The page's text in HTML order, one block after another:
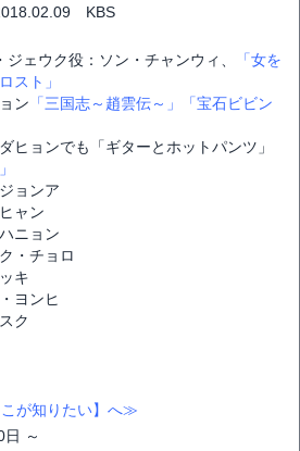
KBS
ェウク役：ソン・チャンウィ、
「女を
スト」
ン 「三国志～趙雲伝～」
「宝石ビビン
ヒョンでも「ギターとホットパンツ」
ョンア
ャン
ニョン
・チョロ
キ
ヨンヒ
ク
こが知りたい】へ≫
～